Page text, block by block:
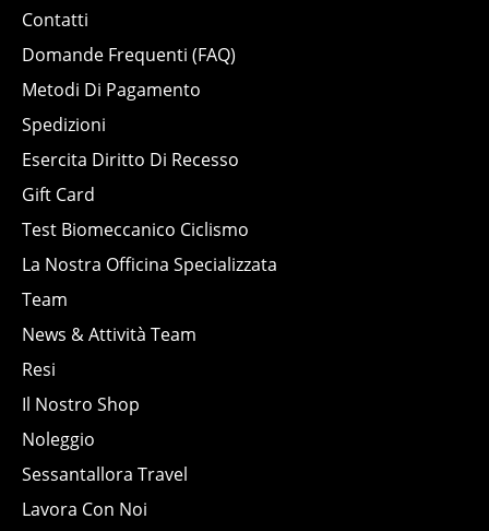
Contatti
Domande Frequenti (FAQ)
Metodi Di Pagamento
Spedizioni
Esercita Diritto Di Recesso
Gift Card
Test Biomeccanico Ciclismo
La Nostra Officina Specializzata
Team
News & Attività Team
Resi
Il Nostro Shop
Noleggio
Sessantallora Travel
Lavora Con Noi